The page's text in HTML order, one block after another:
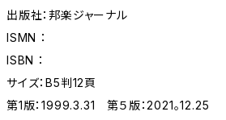
出版社：邦楽ジャーナル
ISMN ：
ISBN ：
サイズ：B5判12頁
第1版：1999.3.31 第５版：2021。12.25